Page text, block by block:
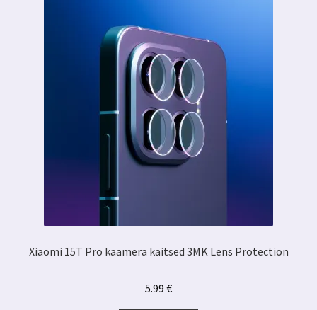
Xiaomi 15T Pro kaamera kaitsed 3MK Lens Protection
5.99 €